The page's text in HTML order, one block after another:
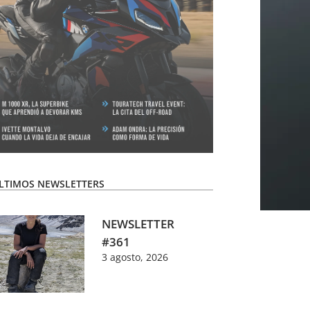
NEWSLETTERS
NEWSLETTER
#361
3 agosto, 2026